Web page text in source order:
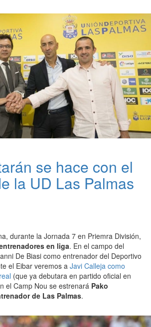
se hace con el
la UD Las Palmas
durante la Jornada 7 en Priemra División,
en liga. En el campo del
De Biasi como entrenador del Deportivo
el Eibar veremos a Javi Calleja como
(que ya debutara en partido oficial en
el Camp Nou se estrenará Pako
de Las Palmas.